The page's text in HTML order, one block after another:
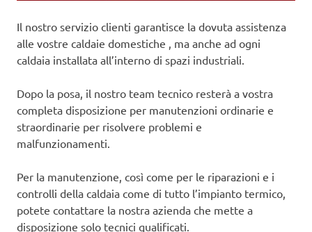
Il nostro servizio clienti garantisce la dovuta assistenza
alle vostre caldaie domestiche , ma anche ad ogni
caldaia installata all’interno di spazi industriali.
Dopo la posa, il nostro team tecnico resterà a vostra
completa disposizione per manutenzioni ordinarie e
straordinarie per risolvere problemi e
malfunzionamenti.
Per la manutenzione, così come per le riparazioni e i
controlli della caldaia come di tutto l’impianto termico,
potete contattare la nostra azienda che mette a
disposizione solo tecnici qualificati.